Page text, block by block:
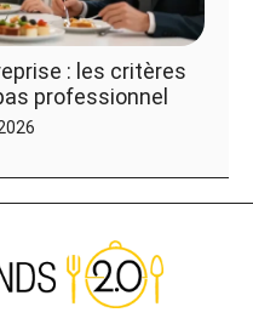
: les critères
professionnel